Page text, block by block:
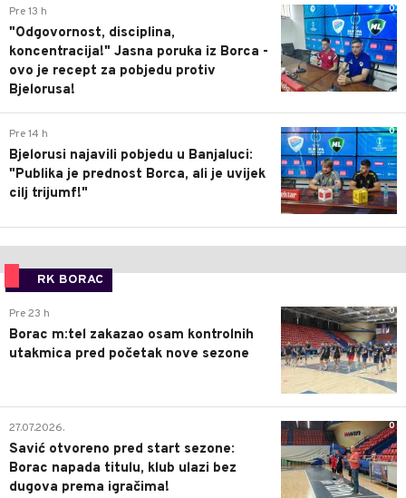
0
Pre 13 h
"Odgovornost, disciplina,
koncentracija!" Jasna poruka iz Borca -
ovo je recept za pobjedu protiv
Bjelorusa!
0
Pre 14 h
Bjelorusi najavili pobjedu u Banjaluci:
"Publika je prednost Borca, ali je uvijek
cilj trijumf!"
RK BORAC
0
Pre 23 h
Borac m:tel zakazao osam kontrolnih
utakmica pred početak nove sezone
0
27.07.2026.
Savić otvoreno pred start sezone:
Borac napada titulu, klub ulazi bez
dugova prema igračima!